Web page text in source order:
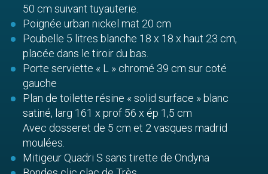
50 cm suivant tuyauterie.
Poignée urban nickel mat 20 cm
Poubelle 5 litres blanche 18 x 18 x haut 23 cm,
placée dans le tiroir du bas.
Porte serviette « L » chromé 39 cm sur coté
gauche
Plan de toilette résine « solid surface » blanc
satiné, larg 161 x prof 56 x ép 1,5 cm
Avec dosseret de 5 cm et 2 vasques madrid
moulées.
Mitigeur Quadri S sans tirette de Ondyna